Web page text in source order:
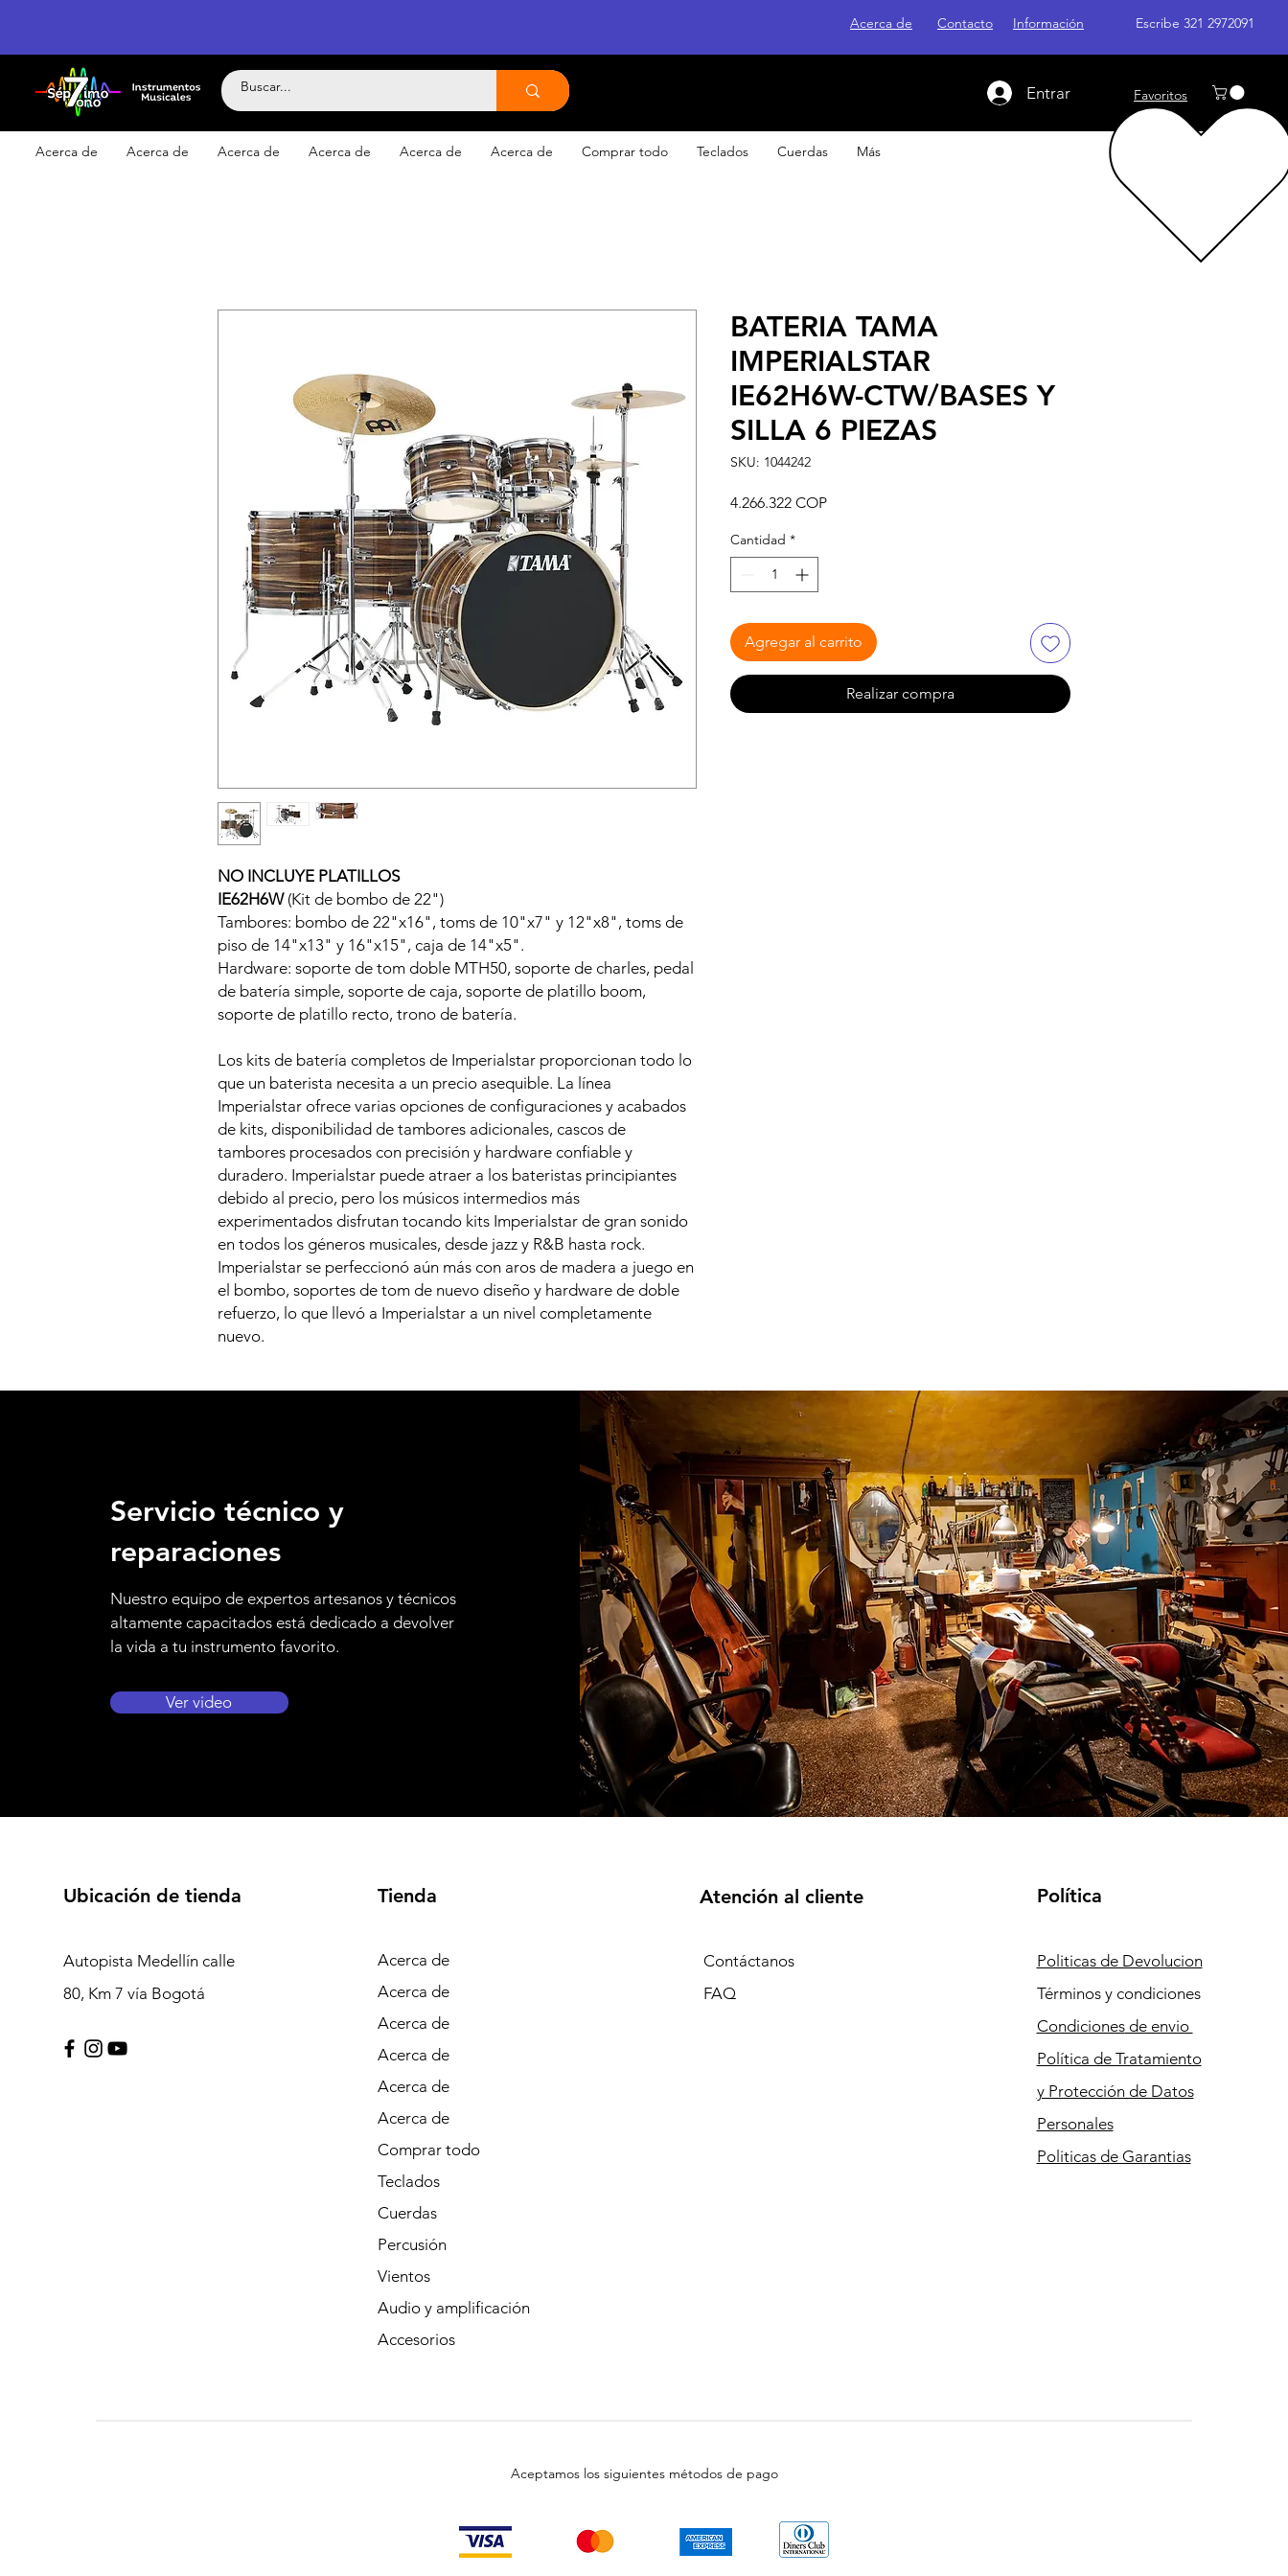
Acerca de Contacto Información Escribe 321 2972091
Entrar Favoritos
Acerca de Acerca de Acerca de Acerca de Acerca de Acerca de Comprar todo Teclados Cuerdas Más
NO INCLUYE PLATILLOS
IE62H6W(Kit de bombo de 22")
Tambores: bombo de 22"x16", toms de 10"x7" y 12"x8", toms de
piso de 14"x13" y 16"x15", caja de 14"x5".
Hardware: soporte de tom doble MTH50, soporte de charles, pedal
de batería simple, soporte de caja, soporte de platillo boom,
soporte de platillo recto, trono de batería.
Los kits de batería completos de Imperialstar proporcionan todo lo
que un baterista necesita a un precio asequible. La línea
Imperialstar ofrece varias opciones de configuraciones y acabados
de kits, disponibilidad de tambores adicionales, cascos de
tambores procesados ​​con precisión y hardware confiable y
duradero. Imperialstar puede atraer a los bateristas principiantes
debido al precio, pero los músicos intermedios más
experimentados disfrutan tocando kits Imperialstar de gran sonido
en todos los géneros musicales, desde jazz y R&B hasta rock.
Imperialstar se perfeccionó aún más con aros de madera a juego en
el bombo, soportes de tom de nuevo diseño y hardware de doble
refuerzo, lo que llevó a Imperialstar a un nivel completamente
nuevo.
BATERIA TAMA
IMPERIALSTAR
IE62H6W-CTW/BASES Y
SILLA 6 PIEZAS
SKU: 1044242
4.266.322 COPPrecio
Cantidad *
Agregar al carrito
Realizar compra
Servicio técnico y
reparaciones
Nuestro equipo de expertos artesanos y técnicos
altamente capacitados está dedicado a devolver
la vida a tu instrumento favorito.
Ver video
Ubicación de tienda
Autopista Medellín calle
80, Km 7 vía Bogotá
Tienda
Acerca de
Acerca de
Acerca de
Acerca de
Acerca de
Acerca de
Comprar todo
Teclados
Cuerdas
Percusión
Vientos
Audio y amplificación
Accesorios
Atención al cliente
Contáctanos
FAQ
Política
Politicas de Devolucion
Términos y condiciones
Condicionesde envio
Política de Tratamiento
y Protección de Datos
Personales
Politicas de Garantias
Aceptamos los siguientes métodos de pago